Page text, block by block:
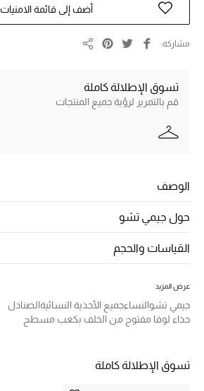
الحقائب النسائية
أحذية النسائية
الجمال
المجوهرات
نسوقوا أحدث ما وصلنا
عرض جميع المنتجات
أضف إلى قائمة الامنيات
مشاركة
تسوق الإطلالة كاملة
قم بالتمرير لرؤية جميع المنتجات
الوصف
حول جيمي تشو
القياسات والحجم
عرض المزيد
جيمي تشوالنساءجميع الأحذية النسائيةالصنادل
حذاء لوفا مفتوح من الخلف بكعب مسطح
تسوق الإطلالة كاملة